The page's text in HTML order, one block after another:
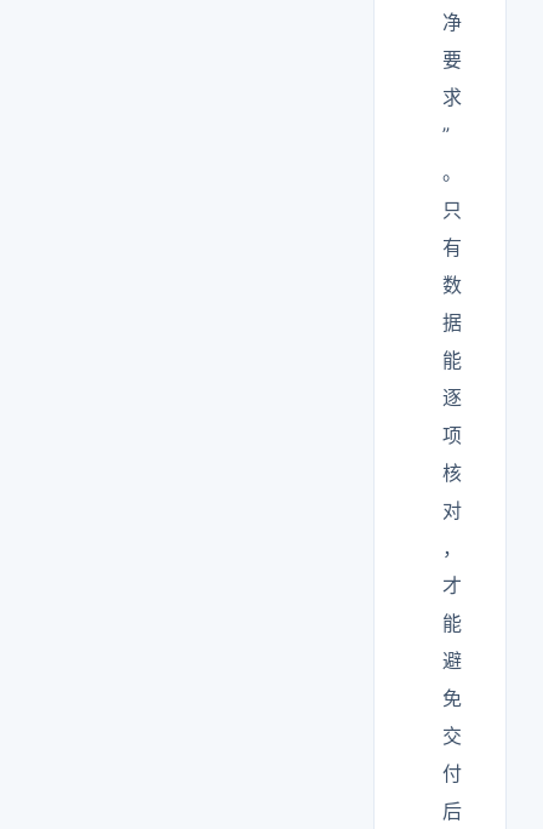
净
要
求
”
。
只
有
数
据
能
逐
项
核
对
，
才
能
避
免
交
付
后